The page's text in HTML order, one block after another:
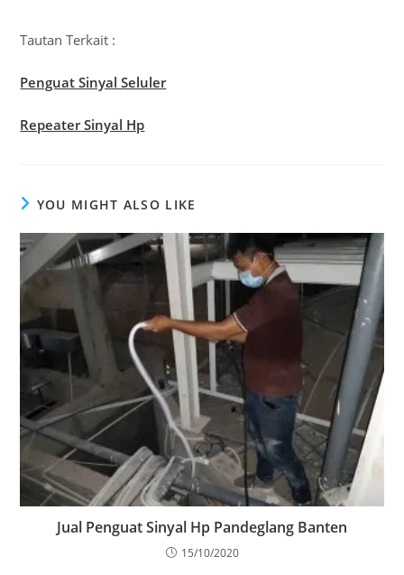
Tautan Terkait :
Penguat Sinyal Seluler
Repeater Sinyal Hp
YOU MIGHT ALSO LIKE
Jual Penguat Sinyal Hp Pandeglang Banten
15/10/2020